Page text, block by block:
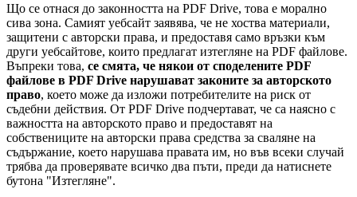
Що се отнася до законността на PDF Drive, това е морално
сива зона. Самият уебсайт заявява, че не хоства материали,
защитени с авторски права, и предоставя само връзки към
други уебсайтове, които предлагат изтегляне на PDF файлове.
Въпреки това, се смята, че някои от споделените PDF
файлове в PDF Drive нарушават законите за авторското
право, което може да изложи потребителите на риск от
съдебни действия. От PDF Drive подчертават, че са наясно с
важността на авторското право и предоставят на
собствениците на авторски права средства за сваляне на
съдържание, което нарушава правата им, но във всеки случай
трябва да проверявате всичко два пъти, преди да натиснете
бутона "Изтегляне".